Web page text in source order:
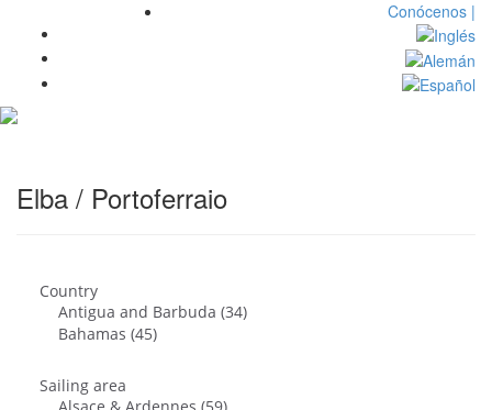
Conócenos |
Elba / Portoferraio